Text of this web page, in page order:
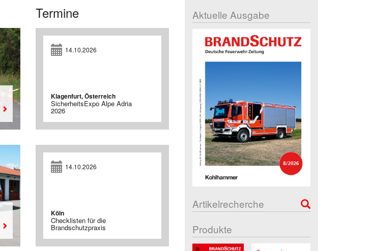
Termine
14.10.2026
Klagenfurt, Österreich
SicherheitsExpo Alpe Adria
2026
14.10.2026
Köln
Checklisten für die
Brandschutzpraxis
Aktuelle Ausgabe
Artikelrecherche
Produkte